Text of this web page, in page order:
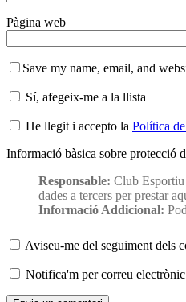
Pàgina web
Save my name, email, and
Sí, afegeix-me a la llista
He llegit i accepto la Política
Informació bàsica sobre protecció
Responsable: Club
dades a tercers per prestar
Informació Addicional:
Aviseu-me del seguiment dels
Notifica'm per correu